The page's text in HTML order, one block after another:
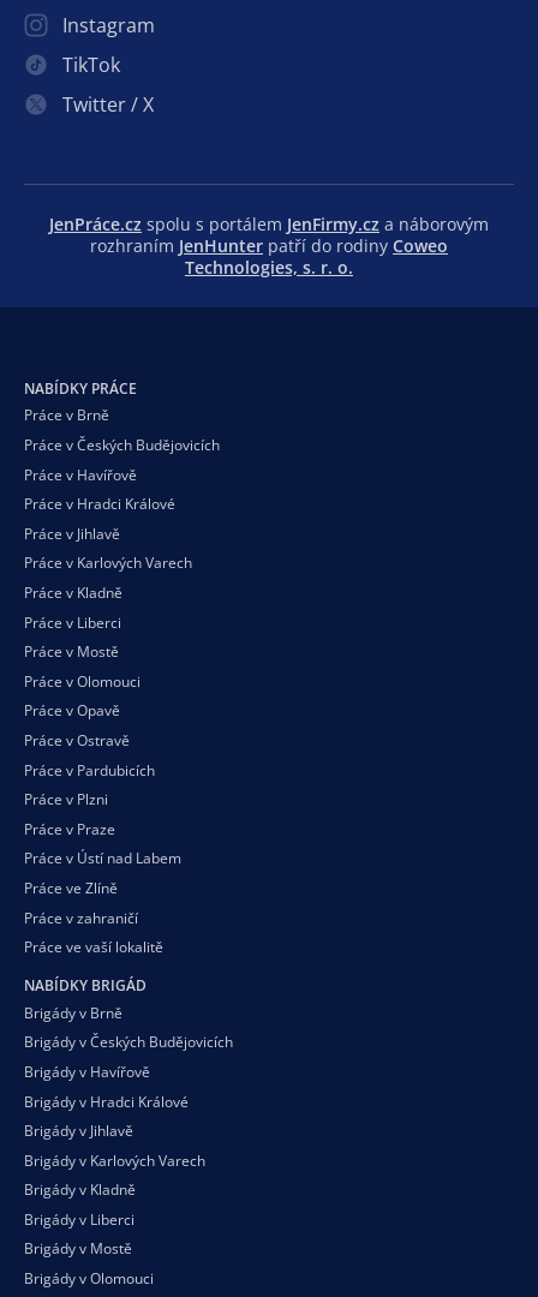
Instagram
TikTok
Twitter / X
JenPráce.cz spolu s portálem JenFirmy.cz a náborovým
rozhraním JenHunter patří do rodiny Coweo
Technologies, s. r. o.
NABÍDKY PRÁCE
Práce v Brně
Práce v Českých Budějovicích
Práce v Havířově
Práce v Hradci Králové
Práce v Jihlavě
Práce v Karlových Varech
Práce v Kladně
Práce v Liberci
Práce v Mostě
Práce v Olomouci
Práce v Opavě
Práce v Ostravě
Práce v Pardubicích
Práce v Plzni
Práce v Praze
Práce v Ústí nad Labem
Práce ve Zlíně
Práce v zahraničí
Práce ve vaší lokalitě
NABÍDKY BRIGÁD
Brigády v Brně
Brigády v Českých Budějovicích
Brigády v Havířově
Brigády v Hradci Králové
Brigády v Jihlavě
Brigády v Karlových Varech
Brigády v Kladně
Brigády v Liberci
Brigády v Mostě
Brigády v Olomouci